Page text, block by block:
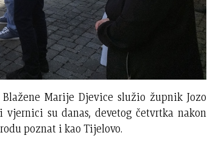
Marije Djevice služio župnik Jozo
su danas, devetog četvrtka nakon
poznat i kao Tijelovo.